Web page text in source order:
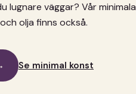
väggar? Vår minimala
olja finns också.
Se minimal konst